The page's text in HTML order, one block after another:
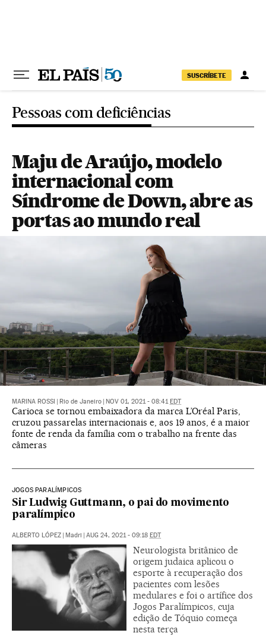
SUSCRÍBETE
Pessoas com deficiências
Maju de Araújo, modelo
internacional com
Síndrome de Down, abre as
portas ao mundo real
MARINA ROSSI Rio de Janeiro NOV 01, 2021 - 08:41 EDT
Carioca se tornou embaixadora da marca L’Oréal Paris,
cruzou passarelas internacionais e, aos 19 anos, é a maior
fonte de renda da família com o trabalho na frente das
câmeras
JOGOS PARALÍMPICOS
Sir Ludwig Guttmann, o pai do movimento
paralímpico
ALBERTO LÓPEZ Madri AUG 24, 2021 - 09:18 EDT
Neurologista britânico de
origem judaica aplicou o
esporte à recuperação dos
pacientes com lesões
medulares e foi o artífice dos
Jogos Paralímpicos, cuja
edição de Tóquio começa
nesta terça